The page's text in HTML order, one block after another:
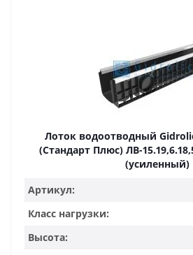
Лоток водоотводный
(Стандарт Плюс) ЛВ-
(усиленный)
Артикул:
Класс нагрузки:
Высота: